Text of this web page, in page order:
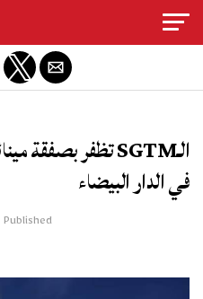
في الدار البيضاء
Published
version